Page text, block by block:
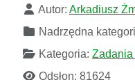
Autor: Arkadiusz
Nadrzędna
Kategoria:
Odsłon: 81624